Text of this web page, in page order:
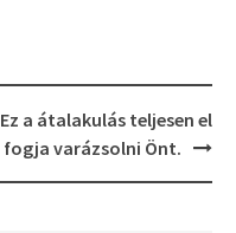
Ez a átalakulás teljesen el
fogja varázsolni Önt.